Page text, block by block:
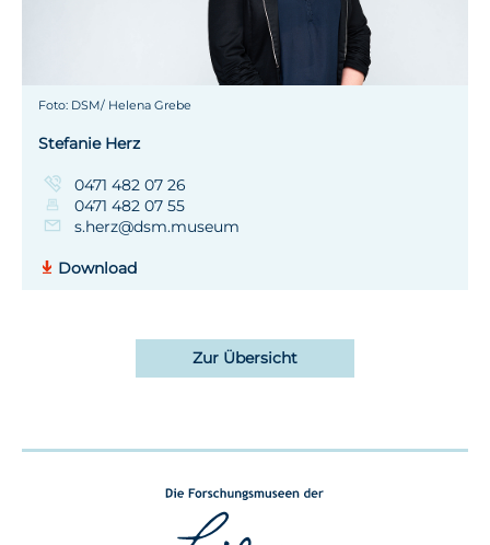
Foto: DSM/ Helena Grebe
Stefanie Herz
0471 482 07 26
0471 482 07 55
s.herz@dsm.museum
Download
Zur Übersicht